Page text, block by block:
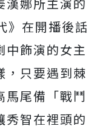
在開播後話
中飾演的女主
，只要遇到棘
馬尾備「戰鬥
秀智在裡頭的